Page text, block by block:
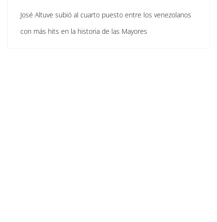
José Altuve subió al cuarto puesto entre los venezolanos
con más hits en la historia de las Mayores